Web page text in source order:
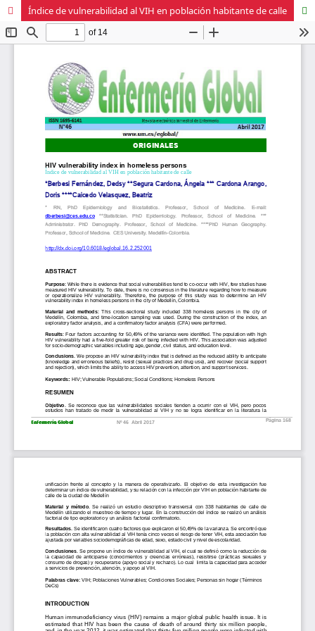
Índice de vulnerabilidad al VIH en población habitante de calle